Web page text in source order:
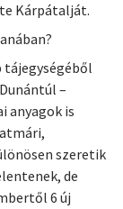
Kárpátalját.
tájegységéből
–
anyagok is
szeretik
de
6 új